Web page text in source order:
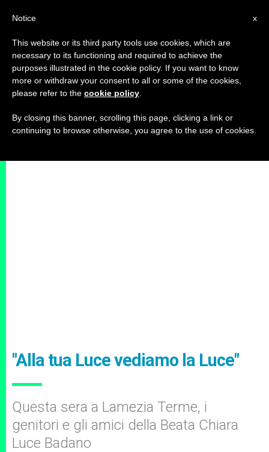
"Alla tua Luce vediamo la Luce"
Questa sera a Lamezia Terme, i
genitori e gli amici della Beata Chiara
Luce Badano
x
Notice
This website or its third party tools use cookies, which are
necessary to its functioning and required to achieve the
purposes illustrated in the cookie policy. If you want to know
more or withdraw your consent to all or some of the cookies,
please refer to the cookie policy
By closing this banner, scrolling this page, clicking a link or
continuing to browse otherwise, you agree to the use of cookies.